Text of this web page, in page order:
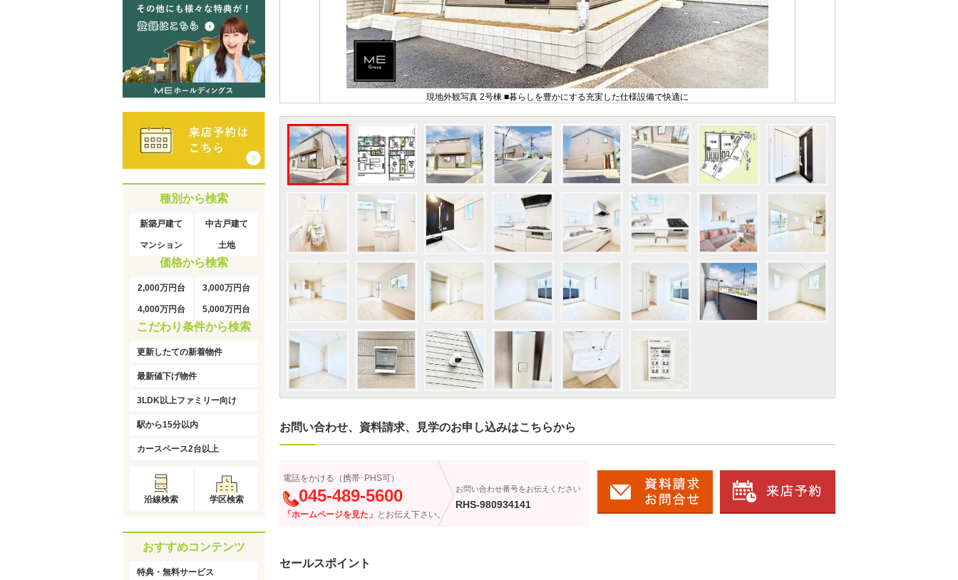
現地外観写真 2号棟 ■暮らしを豊かにする充実した仕様設備で快適に
お問い合わせ、資料請求、見学のお申し込みはこちらから
電話をかける（携帯･PHS可）
045-489-5600
「ホームページを見た」 とお伝え下さい。
お問い合わせ番号をお伝えください
RHS-980934141
セールスポイント
種別から検索
新築戸建て 中古戸建て
マンション 土地
価格から検索
2,000万円台 3,000万円台
4,000万円台 5,000万円台
こだわり条件から検索
更新したての新着物件
最新値下げ物件
3LDK以上ファミリー向け
駅から15分以内
カースペース2台以上
沿線検索 学区検索
おすすめコンテンツ
特典・無料サービス